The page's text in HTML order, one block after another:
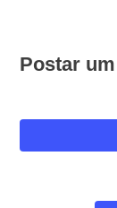
Postar